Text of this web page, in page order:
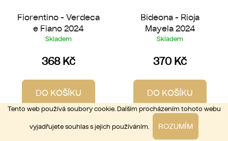
Tento web používá soubory cookie. Dalším procházením tohoto webu
vyjadřujete souhlas s jejich používáním. ROZUMÍM
Fiorentino - Verdeca
e Fiano 2024
Skladem
368 Kč
DO KOŠÍKU
aromatické a osvěžující! Ovoce,
Bideona - Rioja
Mayela 2024
Skladem
370 Kč
DO KOŠÍKU
Rioja | červené, suché |